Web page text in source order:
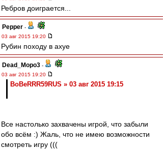
Ребров доиграется...
Pepper -
03 авг 2015 19:20
Рубин походу в ахуе
Dead_Mopo3 -
03 авг 2015 19:20
BoBeRRR59RUS » 03 авг 2015 19:15
Все настолько захвачены игрой, что забыли
обо всём :) Жаль, что не имею возможности
смотреть игру (((